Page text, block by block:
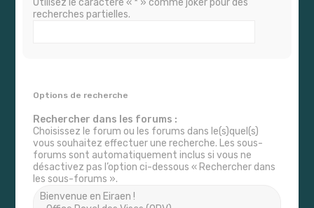
Utilisez le caractère « * » comme joker pour des
recherches partielles.
Options de recherche
Rechercher dans les forums :
Choisissez le forum ou les forums dans le(s)quel(s)
vous souhaitez effectuer une recherche. Les sous-
forums sont automatiquement inclus si vous ne
désactivez pas l’option ci-dessous « Rechercher dans
les sous-forums ».